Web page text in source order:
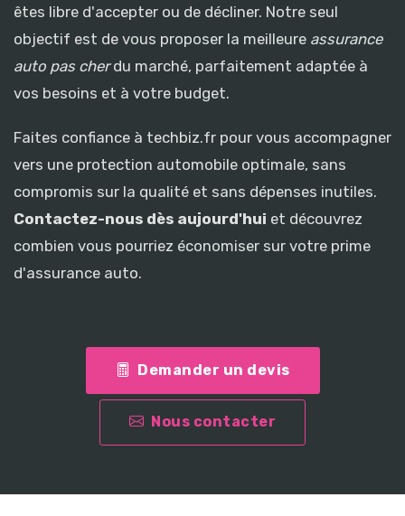
êtes libre d'accepter ou de décliner. Notre seul
objectif est de vous proposer la meilleure assurance
auto pas cherdu marché, parfaitement adaptée à
vos besoins et à votre budget.
Faites confiance à techbiz.fr pour vous accompagner
vers une protection automobile optimale, sans
compromis sur la qualité et sans dépenses inutiles.
Contactez-nous dès aujourd'hui et découvrez
combien vous pourriez économiser sur votre prime
d'assurance auto.
Demander un devis
Nous contacter